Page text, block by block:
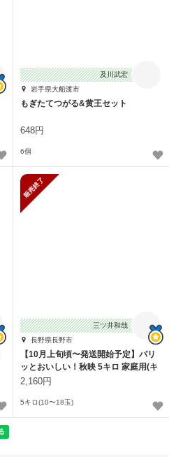
及川武宏
岩手県大船渡市
もぎたてつがる&黄王セット
648円
6個
三ツ井和哉
長野県長野市
【10月上旬頃〜発送開始予定】パリ
ッとおいしい！秋映 5キロ 家庭用(キ
ズなど
2,160円
5キロ(10〜18玉)